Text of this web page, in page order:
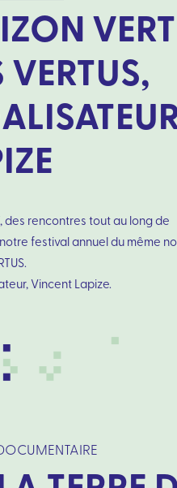
VERTUS,
des rencontres tout au long de
festival annuel du même
Vincent Lapize.